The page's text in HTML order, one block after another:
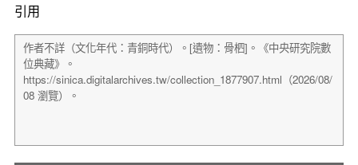
引用